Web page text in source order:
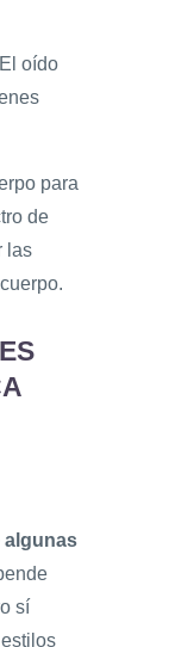
oído
para
de
las
algunas
sí